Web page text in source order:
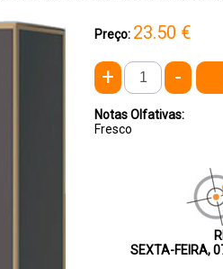
Preço: 23.50 €
+ -
Notas Olfativas:
Fresco
SEXTA-FEIRA,